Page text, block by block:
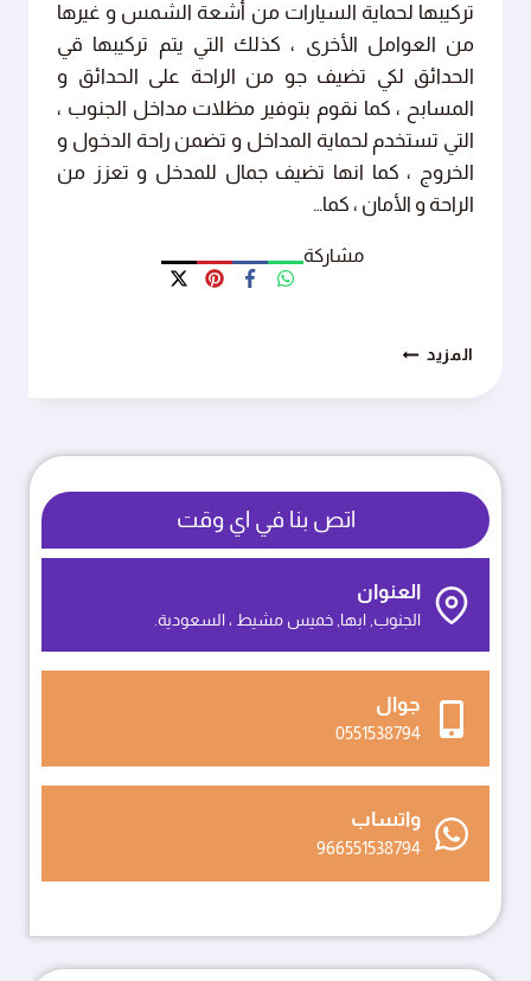
تركيبها لحماية السيارات من أشعة الشمس و غيرها
من العوامل الأخرى ، كذلك التي يتم تركيبها قي
الحدائق لكي تضيف جو من الراحة على الحدائق و
المسابح ، كما نقوم بتوفير مظلات مداخل الجنوب ،
التي تستخدم لحماية المداخل و تضمن راحة الدخول و
الخروج ، كما انها تضيف جمال للمدخل و تعزز من
الراحة و الأمان ، كما…
مشاركة
المزيد تركيب
ابها
الجنوب
اتص بنا في اي وقت
العنوان
الجنوب, ابها, خميس مشيط ، السعودية.
جوال
0551538794
واتساب
966551538794